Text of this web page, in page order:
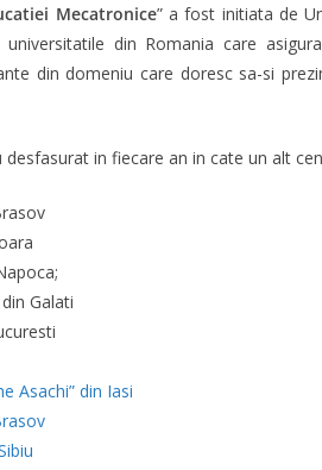
Mecatronice” a fost initiata de
din Romania care
din domeniu care doresc sa-si
desfasurat in fiecare an in cate un alt
Galati
Asachi” din Iasi